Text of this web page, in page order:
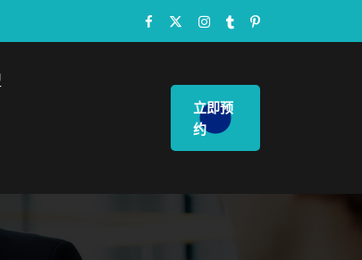
立即预
约